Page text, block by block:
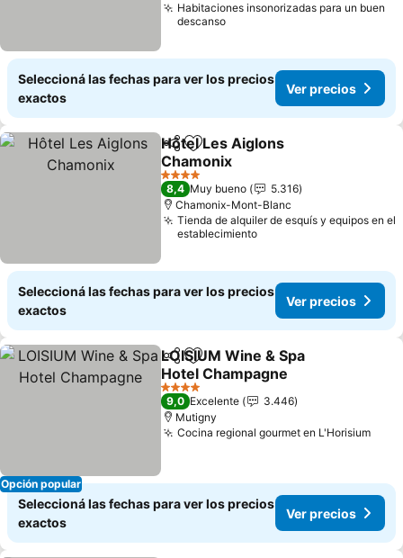
Habitaciones insonorizadas para un buen
descanso
Seleccioná las fechas para ver los precios
exactos
Ver precios
CompartirAñadir a favoritos
Hôtel Les Aiglons
Chamonix
Ver precios
4 Estrellas
8,4 Muy bueno
5.316
Chamonix-Mont-Blanc
Tienda de alquiler de esquís y equipos en el
establecimiento
Seleccioná las fechas para ver los precios
exactos
Ver precios
Opción popular
CompartirAñadir a favoritos
LOISIUM Wine & Spa
Hotel Champagne
Ver precios
4 Estrellas
9,0 Excelente
3.446
Mutigny
Cocina regional gourmet en L'HorisiumVer
Seleccioná las fechas para ver los precios
exactos
Ver precios